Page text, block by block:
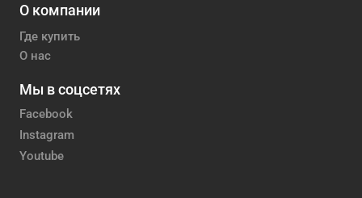
О компании
Где купить
О нас
Мы в соцсетях
Facebook
Instagram
Youtube